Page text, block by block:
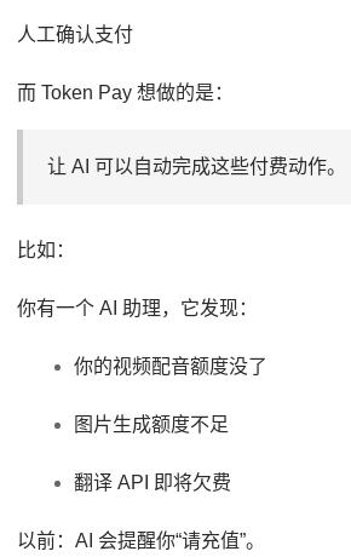
人工确认支付
而 Token Pay 想做的是：
让 AI 可以自动完成这些付费动作。
比如：
你有一个 AI 助理，它发现：
你的视频配音额度没了
图片生成额度不足
翻译 API 即将欠费
以前：AI 会提醒你“请充值”。